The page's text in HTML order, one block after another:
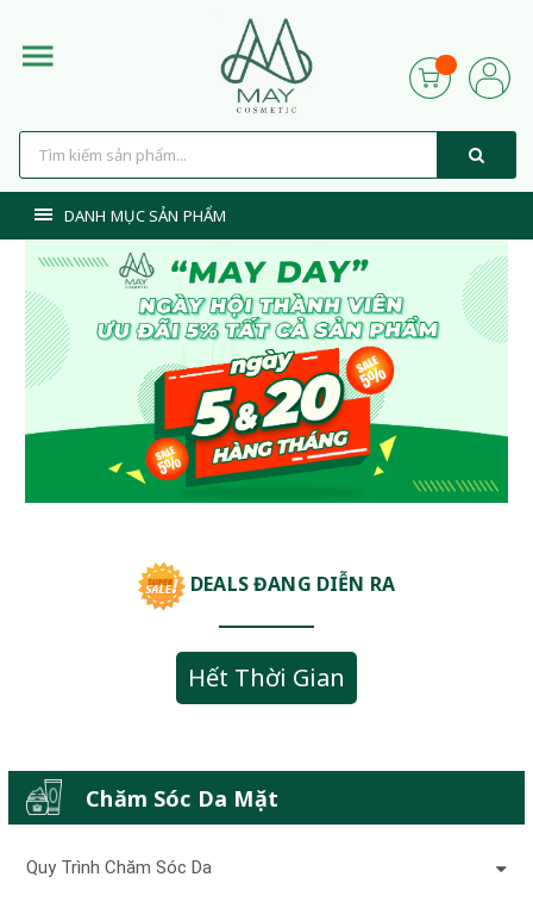
DANH MỤC SẢN PHẨM
DEALS ĐANG DIỄN RA
Hết Thời Gian
Chăm Sóc Da Mặt
Quy Trình Chăm Sóc Da